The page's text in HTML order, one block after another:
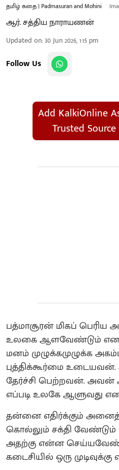
தமிழ் கதை | Padmasuran and Mohini
ஆர். சத்திய நாராயணன்
Updated on:30 Jun 2026, 1:15 pm
Follow Us
Add KalkiOnline
Trusted Source
பத்மாசூரன் மிகப் பெரிய
உலகை ஆளவேண்டும்
மனம் முழுக்கமுழுக்க
புத்திக்கூர்மை
தேர்ச்சி பெற்றவன்.
எப்படி உலகே ஆளுவது
தன்னை எதிர்க்கும்
கொல்லும் சக்தி
அதற்கு என்ன
கடைசியில் ஒரு